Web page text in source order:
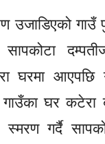
उजाडिएको गाउँ
घरमा आएपछि
घर कटेरा
स्मरण गर्दै